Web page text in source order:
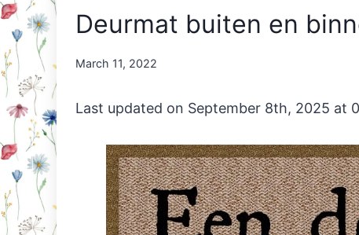
Deurmat buiten en
By
March 11, 2022
Last updated on September 8th, 2025 at